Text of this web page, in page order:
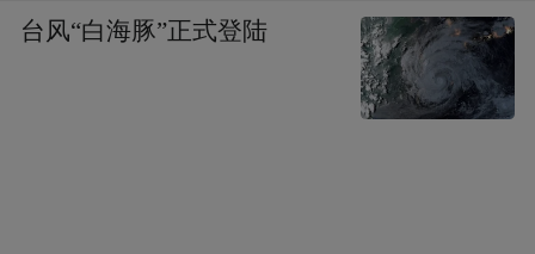
台风“白海豚”正式登陆